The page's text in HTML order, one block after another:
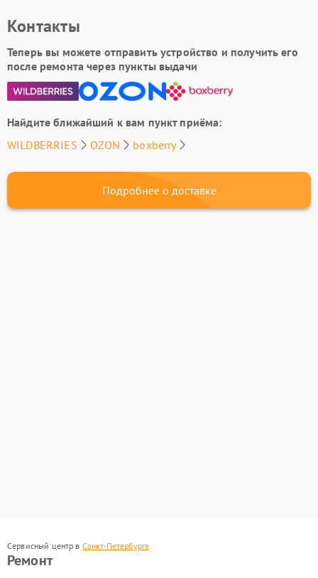
Контакты
Теперь вы можете отправить устройство и получить его
после ремонта через пункты выдачи
Найдите ближайший к вам пункт приёма:
WILDBERRIES
OZON boxberry
Подробнее о доставке
Сервисный центр в Санкт-Петербурге
Ремонт